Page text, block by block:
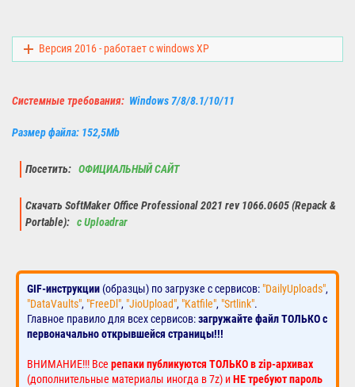
Версия 2016 - работает с windows XP
Системные требования: Windows 7/8/8.1/10/11
Размер файла: 152,5Mb
Посетить: ОФИЦИАЛЬНЫЙ САЙТ
Скачать SoftMaker Office Professional 2021 rev 1066.0605 (Repack &
Portable): с Uploadrar
GIF-инструкции (образцы) по загрузке с сервисов: "DailyUploads",
"DataVaults", "FreeDl", "JioUpload", "Katfile", "Srtlink".
Главное правило для всех сервисов:загружайте файл ТОЛЬКО с
первоначально открывшейся страницы!!!
ВНИМАНИЕ!!! Все репаки публикуются ТОЛЬКО в zip-архивах
(дополнительные материалы иногда в 7z) иНЕ требуют пароль